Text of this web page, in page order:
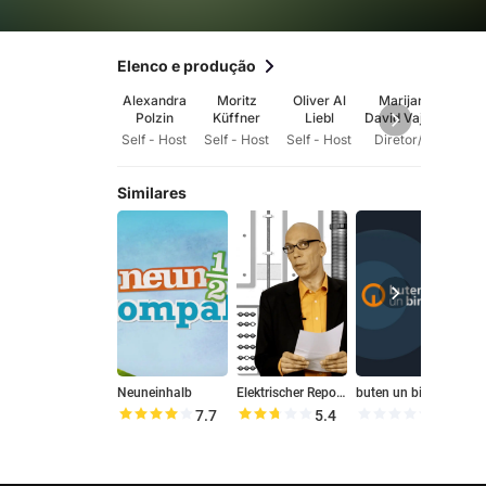
Elenco e produção
Alexandra
Polzin
Self - Host
Moritz
Küffner
Self - Host
Oliver Al
Liebl
Self - Host
Marijan
David Vajda
Diretor/a
Similares
Neuneinhalb
7.7
Elektrischer Reporter
5.4